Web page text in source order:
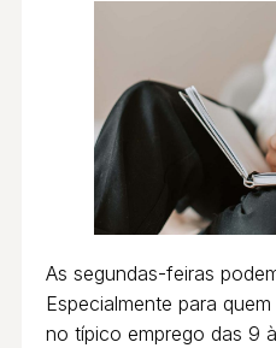
As segundas-feiras
Especialmente para
no típico emprego das 9